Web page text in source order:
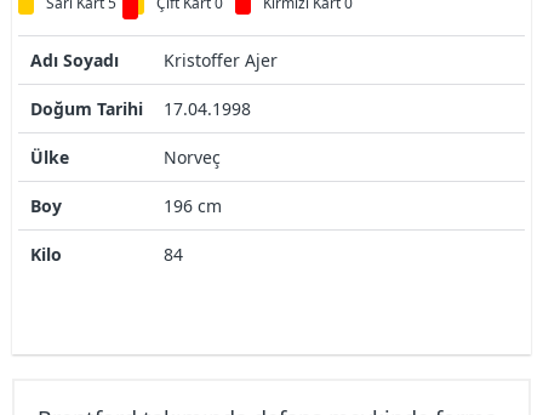
Adı Soyadı Kristoffer Ajer
Doğum Tarihi 17.04.1998
Ülke Norveç
Boy 196 cm
Kilo 84